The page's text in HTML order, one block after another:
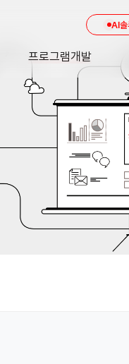
프로그램개발
SOFTWARE
AI솔